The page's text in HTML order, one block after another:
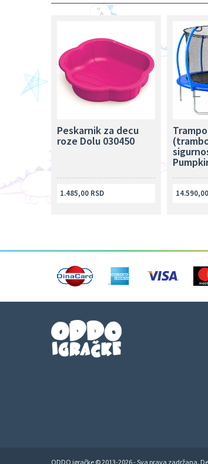
Peskarnik za decu
roze Dolu 030450
1.485,00 RSD
ODDO igračke © 2013-2026 - Sva prava zadržana.